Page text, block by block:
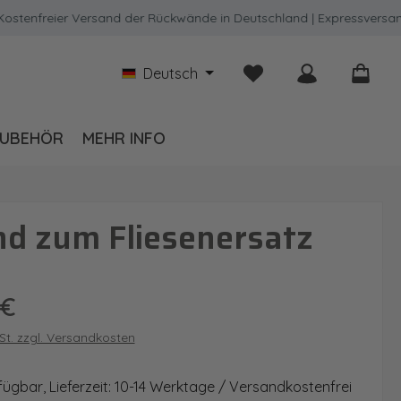
Versand der Rückwände in Deutschland | Expressversand
Deutsch Du hast 0 Produkte
MEHR INFO
zum Fliesenersatz
zzgl. Versandkosten
Lieferzeit: 10-14 Werktage / Versandkostenfrei